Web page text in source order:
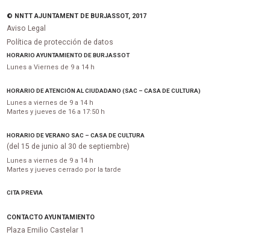
© NNTT AJUNTAMENT DE BURJASSOT, 2017
Aviso Legal
Política de protección de datos
HORARIO AYUNTAMIENTO DE BURJASSOT
Lunes a Viernes de 9 a 14 h
HORARIO DE ATENCIÓN AL CIUDADANO (SAC – CASA DE CULTURA)
Lunes a viernes de 9 a 14 h
Martes y jueves de 16 a 17:50 h
HORARIO DE VERANO SAC – CASA DE CULTURA
(del 15 de junio al 30 de septiembre)
Lunes a viernes de 9 a 14 h
Martes y jueves cerrado por la tarde
CITA PREVIA
CONTACTO AYUNTAMIENTO
Plaza Emilio Castelar 1